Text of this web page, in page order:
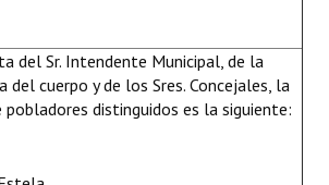
- Registro
- Registro
del Sr. Intendente Municipal, de la
del cuerpo y de los Sres. Concejales, la
pobladores distinguidos es la siguiente: